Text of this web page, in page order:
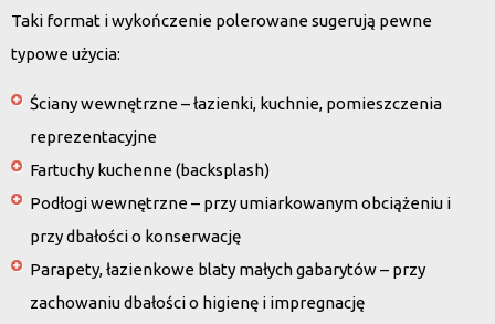
Taki format i wykończenie polerowane sugerują pewne
typowe użycia:
Ściany wewnętrzne – łazienki, kuchnie, pomieszczenia
reprezentacyjne
Fartuchy kuchenne (backsplash)
Podłogi wewnętrzne – przy umiarkowanym obciążeniu i
przy dbałości o konserwację
Parapety, łazienkowe blaty małych gabarytów – przy
zachowaniu dbałości o higienę i impregnację